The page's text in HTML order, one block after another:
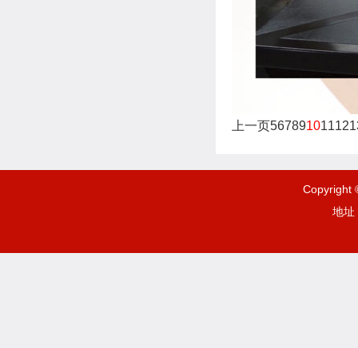
上一页56789101112
Copyright
地址